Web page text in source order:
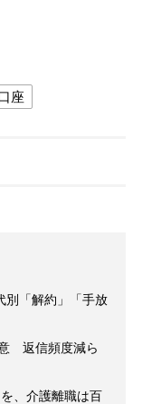
座
別「解約」「手放
返信頻度減ら
、介護離職は百